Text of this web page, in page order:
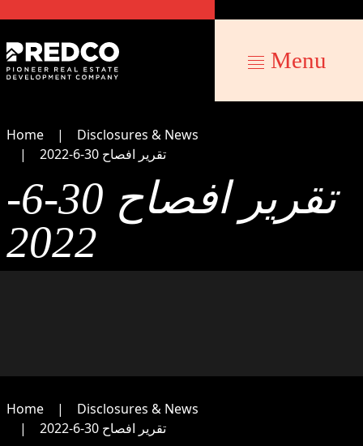
Menu
Home
Disclosures & News
تقرير افصاح 30-6-2022
تقرير افصاح 30-6-
2022
Home
Disclosures & News
تقرير افصاح 30-6-2022